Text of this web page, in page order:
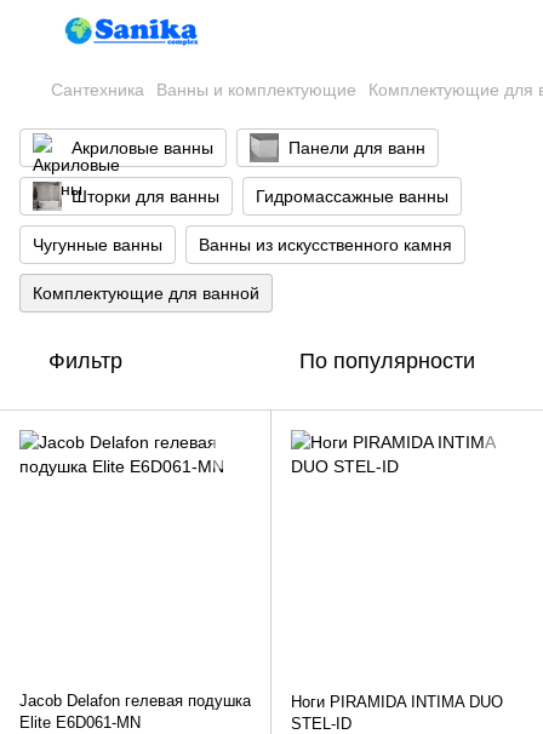
Сантехника Ванны и комплектующие Комплектующие для
Акриловые ванны Панели для ванн
Шторки для ванны Гидромассажные ванны
Чугунные ванны Ванны из искусственного камня
Комплектующие для ванной
Фильтр По популярности
Jacob Delafon гелевая подушка
Elite E6D061-MN
Ноги PIRAMIDA INTIMA DUO
STEL-ID